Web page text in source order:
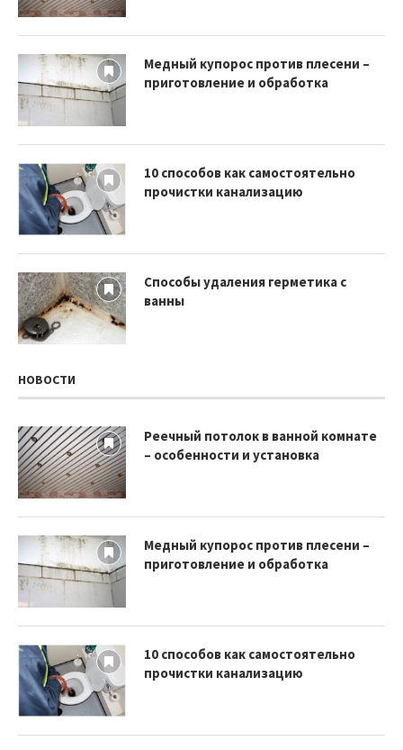
Медный купорос против плесени –
приготовление и обработка
10 способов как самостоятельно
прочистки канализацию
Способы удаления герметика с
ванны
НОВОСТИ
Реечный потолок в ванной комнате
– особенности и установка
Медный купорос против плесени –
приготовление и обработка
10 способов как самостоятельно
прочистки канализацию